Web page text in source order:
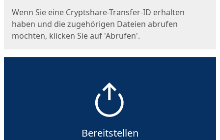
Wenn Sie eine Cryptshare-Transfer-ID erhalten
haben und die zugehörigen Dateien abrufen
möchten, klicken Sie auf 'Abrufen'.
Bereitstellen